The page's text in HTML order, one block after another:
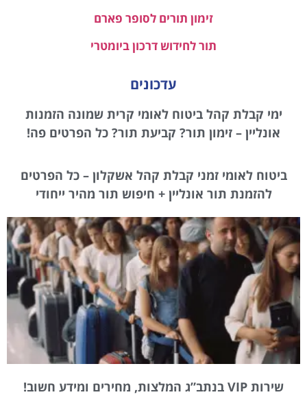
זימון תורים לסופר פארם
תור לחידוש דרכון ביומטרי
עדכונים
ימי קבלת קהל ביטוח לאומי קרית שמונה הזמנות
אונליין – זימון תור? קביעת תור? כל הפרטים פה!
ביטוח לאומי זמני קבלת קהל אשקלון – כל הפרטים
להזמנת תור אונליין + חיפוש תור מהיר ייחודי
שירות VIP בנתב”ג המלצות, מחירים ומידע חשוב!